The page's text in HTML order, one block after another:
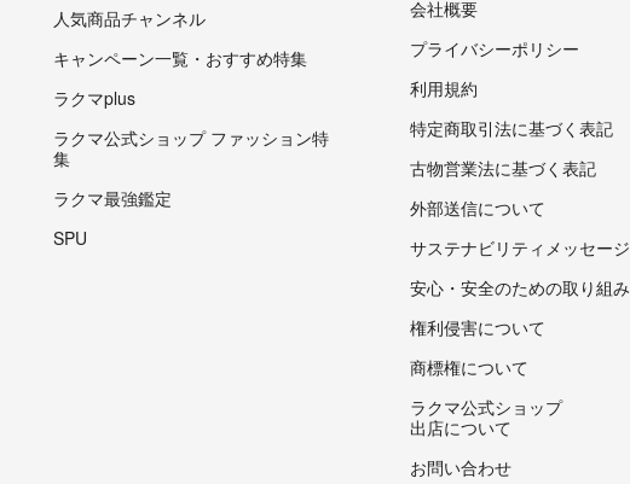
人気商品チャンネル
キャンペーン一覧・おすすめ特集
ラクマplus
ラクマ公式ショップ ファッション特
集
ラクマ最強鑑定
SPU
会社概要
プライバシーポリシー
利用規約
特定商取引法に基づく表記
古物営業法に基づく表記
外部送信について
サステナビリティメッセージ
安心・安全のための取り組み
権利侵害について
商標権について
ラクマ公式ショップ
出店について
お問い合わせ